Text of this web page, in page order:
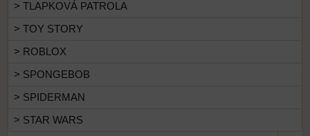
> TLAPKOVÁ PATROLA
> TOY STORY
> ROBLOX
> SPONGEBOB
> SPIDERMAN
> STAR WARS